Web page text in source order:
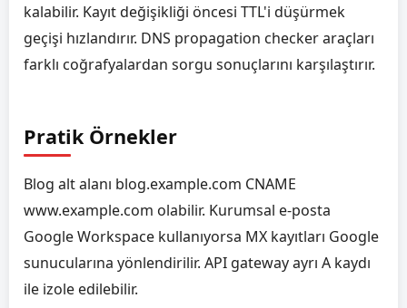
kalabilir. Kayıt değişikliği öncesi TTL'i düşürmek
geçişi hızlandırır. DNS propagation checker araçları
farklı coğrafyalardan sorgu sonuçlarını karşılaştırır.
Pratik Örnekler
Blog alt alanı blog.example.com CNAME
www.example.com olabilir. Kurumsal e-posta
Google Workspace kullanıyorsa MX kayıtları Google
sunucularına yönlendirilir. API gateway ayrı A kaydı
ile izole edilebilir.